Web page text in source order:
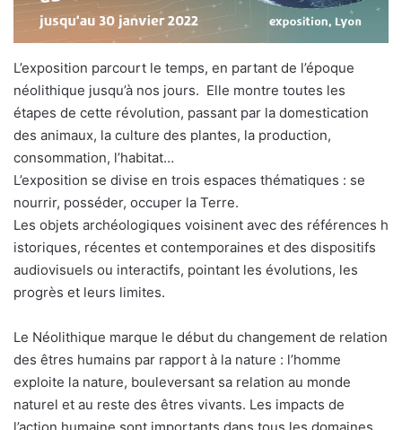
L’exposition parcourt le temps, en partant de l’époque
néolithique jusqu’à nos jours. Elle montre toutes les
étapes de cette révolution, passant par la domestication
des animaux, la culture des plantes, la production,
consommation, l’habitat…
L’exposition se divise en trois espaces thématiques : se
nourrir, posséder, occuper la Terre.
Les objets archéologiques voisinent avec des références h
istoriques, récentes et contemporaines et des dispositifs
audiovisuels ou interactifs, pointant les évolutions, les
progrès et leurs limites.
Le Néolithique marque le début du changement de relation
des êtres humains par rapport à la nature : l’homme
exploite la nature, bouleversant sa relation au monde
naturel et au reste des êtres vivants. Les impacts de
l’action humaine sont importants dans tous les domaines,